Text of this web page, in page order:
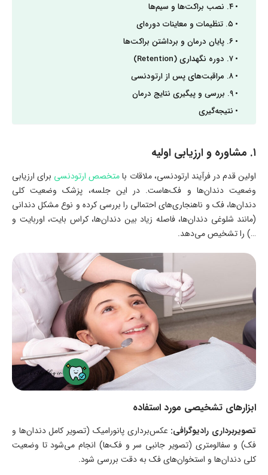
۴. نصب براکت‌ها و سیم‌ها
۵. تنظیمات و معاینات دوره‌ای
۶. پایان درمان و برداشتن براکت‌ها
۷. دوره نگهداری (Retention)
۸. مراقبت‌های پس از ارتودنسی
۹. بررسی و پیگیری نتایج درمان
نتیجه‌گیری
۱. مشاوره و ارزیابی اولیه
اولین قدم در فرآیند ارتودنسی، ملاقات بامتخصص ارتودنسی برای ارزیابی
وضعیت دندان‌ها و فک‌هاست. در این جلسه، پزشک وضعیت کلی
دندان‌ها، فک و ناهنجاری‌های احتمالی را بررسی کرده و نوع مشکل دندانی
(مانند شلوغی دندان‌ها، فاصله زیاد بین دندان‌ها، کراس بایت، اوربایت و
…) را تشخیص می‌دهد.
ابزارهای تشخیصی مورد استفاده
تصویربرداری رادیوگرافی: عکس‌برداری پانورامیک (تصویر کامل دندان‌ها و
فک) و سفالومتری (تصویر جانبی سر و فک‌ها) انجام می‌شود تا وضعیت
کلی دندان‌ها و استخوان‌های فک به دقت بررسی شود.